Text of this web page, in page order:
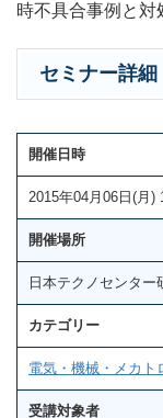
時不具合事例と対
セミナー詳細
開催日時
2015年04月06日(月)
開催場所
日本テクノセンター
カテゴリー
電気・機械・メカト
受講対象者